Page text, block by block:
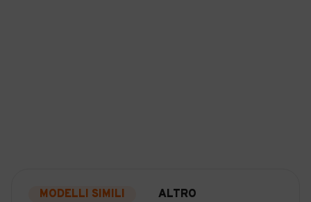
MODELLI SIMILI ALTRO